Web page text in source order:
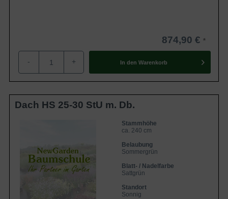
874,90 €
- + In den Warenkorb
Dach HS 25-30 StU m. Db.
Stammhöhe
ca. 240 cm
Belaubung
Sommergrün
Blatt- / Nadelfarbe
Sattgrün
Standort
Sonnig